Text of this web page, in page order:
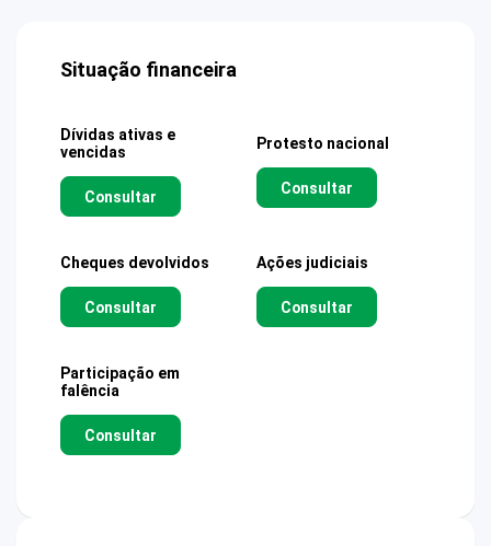
Situação financeira
Dívidas ativas e
vencidas
Consultar
Protesto nacional
Consultar
Cheques devolvidos
Consultar
Ações judiciais
Consultar
Participação em
falência
Consultar